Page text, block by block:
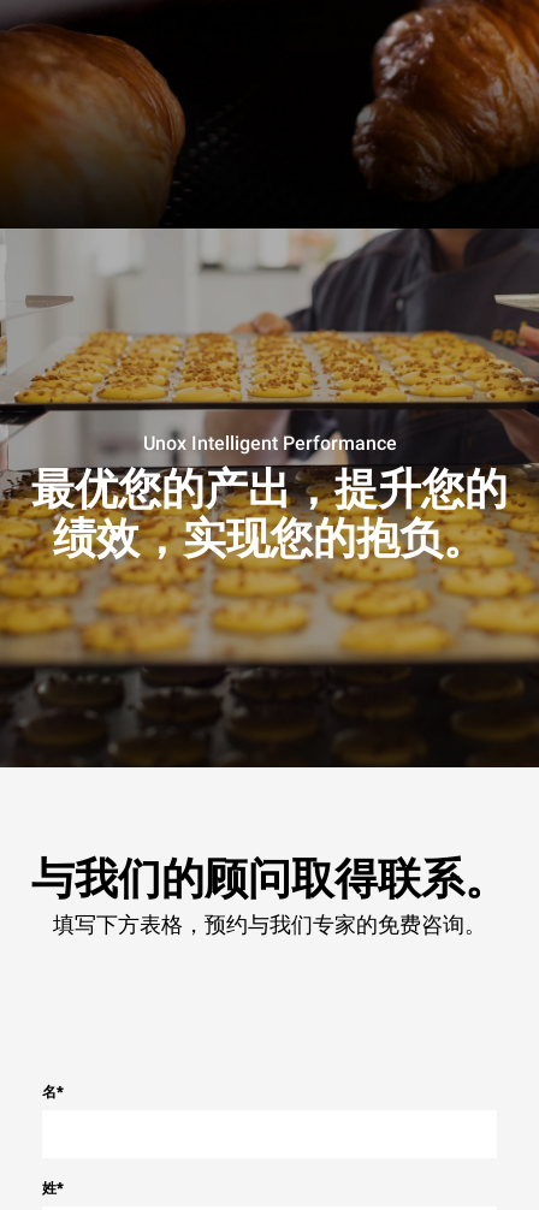
Unox Intelligent Performance
最优您的产出，提升您的
绩效，实现您的抱负。
与我们的顾问取得联系。
填写下方表格，预约与我们专家的免费咨询。
名*
姓*